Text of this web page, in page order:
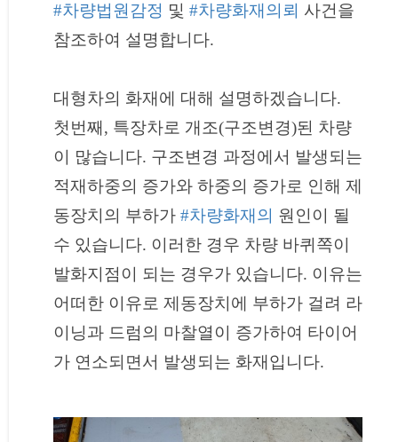
#차량법원감정 및 #차량화재의뢰 사건을
참조하여 설명합니다.
대형차의 화재에 대해 설명하겠습니다.
첫번째, 특장차로 개조(구조변경)된 차량
이 많습니다. 구조변경 과정에서 발생되는
적재하중의 증가와 하중의 증가로 인해 제
동장치의 부하가 #차량화재의 원인이 될
수 있습니다. 이러한 경우 차량 바퀴쪽이
발화지점이 되는 경우가 있습니다. 이유는
어떠한 이유로 제동장치에 부하가 걸려 라
이닝과 드럼의 마찰열이 증가하여 타이어
가 연소되면서 발생되는 화재입니다.